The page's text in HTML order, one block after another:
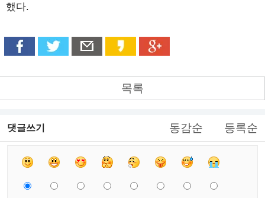
했다.
목록
댓글쓰기 동감순 등록순